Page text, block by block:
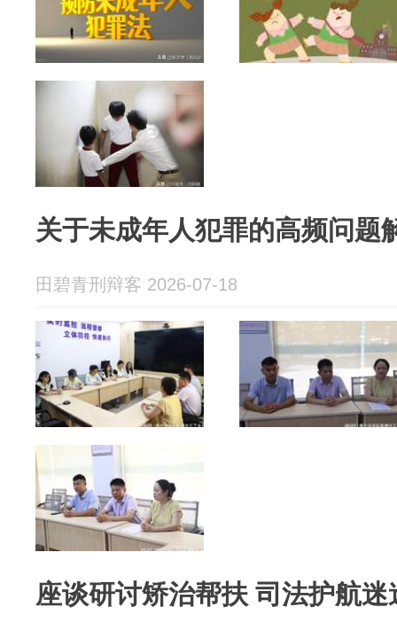
关于未成年人犯罪的高频问题
田碧青刑辩客 2026-07-18
座谈研讨矫治帮扶 司法护航迷